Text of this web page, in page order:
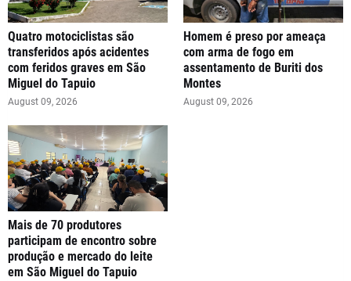
Quatro motociclistas são
transferidos após acidentes
com feridos graves em São
Miguel do Tapuio
August 09, 2026
Homem é preso por ameaça
com arma de fogo em
assentamento de Buriti dos
Montes
August 09, 2026
Mais de 70 produtores
participam de encontro sobre
produção e mercado do leite
em São Miguel do Tapuio